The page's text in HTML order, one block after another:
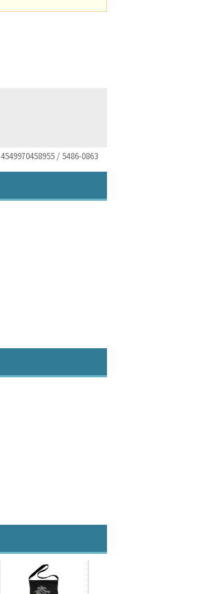
4549970458955 / 5486-0863